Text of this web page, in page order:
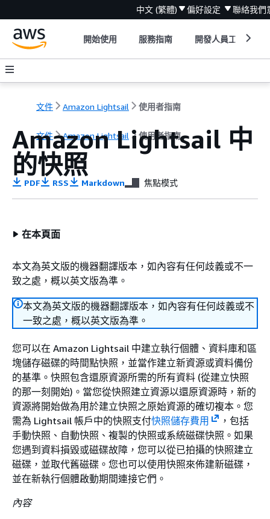
中文 (繁體) 偏好設定 聯絡我們
開始使用 服務指南 開發人員工具
文件 Amazon Lightsail 使用者指南
文件 Amazon Lightsail 使用者指南
Amazon Lightsail 中
的快照
PDF RSS Markdown 焦點模式
在本頁面
本文為英文版的機器翻譯版本，如內容有任何歧義或不一
致之處，概以英文版為準。
本文為英文版的機器翻譯版本，如內容有任何歧義或不
一致之處，概以英文版為準。
您可以在 Amazon Lightsail 中建立執行個體、資料庫和區
塊儲存磁碟的時間點快照，並當作建立新資源或資料備份
的基準。快照包含還原資源所需的所有資料 (從建立快照
的那一刻開始)。當您從快照建立資源以還原資源時，新的
資源將開始做為用於建立快照之原始資源的確切複本。您
需為 Lightsail 帳戶中的快照支付快照儲存費用
，包括
手動快照、自動快照、複製的快照或系統磁碟快照。如果
您遇到資料損毀或磁碟故障，您可以從已拍攝的快照建立
磁碟，並取代舊磁碟。您也可以使用快照來佈建新磁碟，
並在新執行個體啟動期間連接它們。
內容